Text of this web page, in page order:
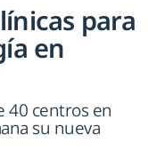
para
en
40 centros en
su nueva